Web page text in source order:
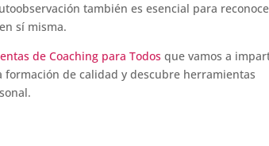
también es esencial para
sí misma.
de Coaching para Todos que vamos a
de calidad y descubre herramientas